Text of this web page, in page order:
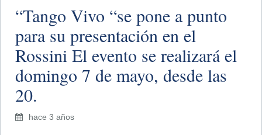
​“Tango Vivo “se pone a punto
para su presentación en el
Rossini El evento se realizará el
domingo 7 de mayo, desde las
20.
hace 3 años